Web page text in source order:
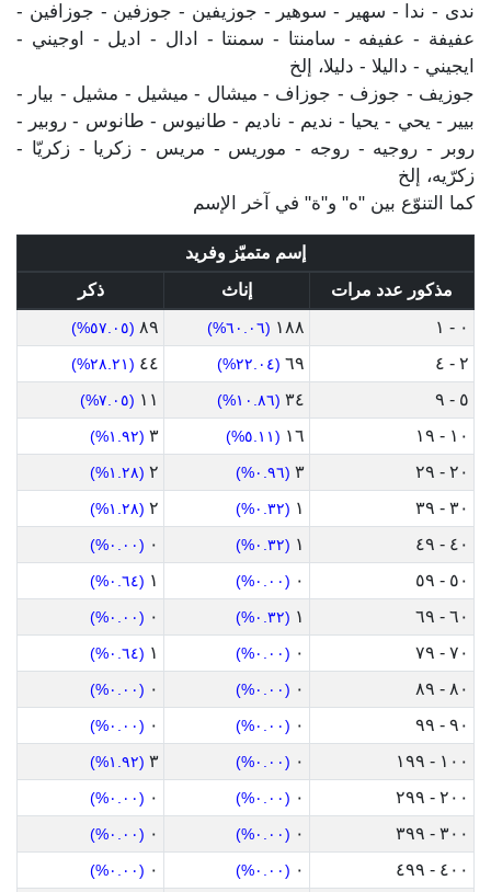
ندى - ندا - سهير - سوهير - جوزيفين - جوزفين - جوزافين -
عفيفة - عفيفه - سامنتا - سمنتا - ادال - اديل - اوجيني -
ايجيني - داليلا - دليلا، إلخ
جوزيف - جوزف - جوزاف - ميشال - ميشيل - مشيل - بيار -
بيير - يحي - يحيا - نديم - ناديم - طانيوس - طانوس - روبير -
روبر - روجيه - روجه - موريس - مريس - زكريا - زكريّا -
زكرّيه، إلخ
كما التنوّع بين "ه" و"ة" في آخر الإسم
إسم متميّز وفريد
مذكور عدد مرات
إناث
ذكر
٠ - ١
١٨٨ (٦٠.٠٦%) ٨٩ (٥٧.٠٥%)
٢ - ٤ ٦٩ (٢٢.٠٤%) ٤٤ (٢٨.٢١%)
٥ - ٩ ٣٤ (١٠.٨٦%) ١١ (٧.٠٥%)
١٠ - ١٩ ١٦ (٥.١١%) ٣ (١.٩٢%)
٢٠ - ٢٩ ٣ (٠.٩٦%) ٢ (١.٢٨%)
٣٠ - ٣٩ ١ (٠.٣٢%) ٢ (١.٢٨%)
٤٠ - ٤٩ ١ (٠.٣٢%) ٠ (٠.٠٠%)
٥٠ - ٥٩ ٠ (٠.٠٠%) ١ (٠.٦٤%)
٦٠ - ٦٩ ١ (٠.٣٢%) ٠ (٠.٠٠%)
٧٠ - ٧٩ ٠ (٠.٠٠%) ١ (٠.٦٤%)
٨٠ - ٨٩ ٠ (٠.٠٠%) ٠ (٠.٠٠%)
٩٠ - ٩٩ ٠ (٠.٠٠%) ٠ (٠.٠٠%)
١٠٠ - ١٩٩ ٠ (٠.٠٠%) ٣ (١.٩٢%)
٢٠٠ - ٢٩٩ ٠ (٠.٠٠%) ٠ (٠.٠٠%)
٣٠٠ - ٣٩٩ ٠ (٠.٠٠%) ٠ (٠.٠٠%)
٤٠٠ - ٤٩٩ ٠ (٠.٠٠%) ٠ (٠.٠٠%)